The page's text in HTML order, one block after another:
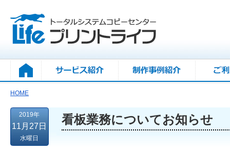
HOME
2019年
11月27日
水曜日
看板業務についてお知らせ